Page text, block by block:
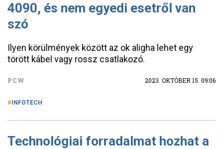
4090, és nem egyedi esetről van
szó
Ilyen körülmények között az ok aligha lehet egy
törött kábel vagy rossz csatlakozó.
PCW 2023. OKTÓBER 15. 09:06
INFOTECH
Technológiai forradalmat hozhat a